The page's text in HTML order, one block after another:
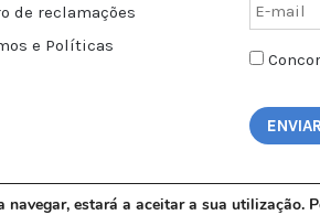
de reclamações
e Políticas
estará a aceitar a sua utilização.